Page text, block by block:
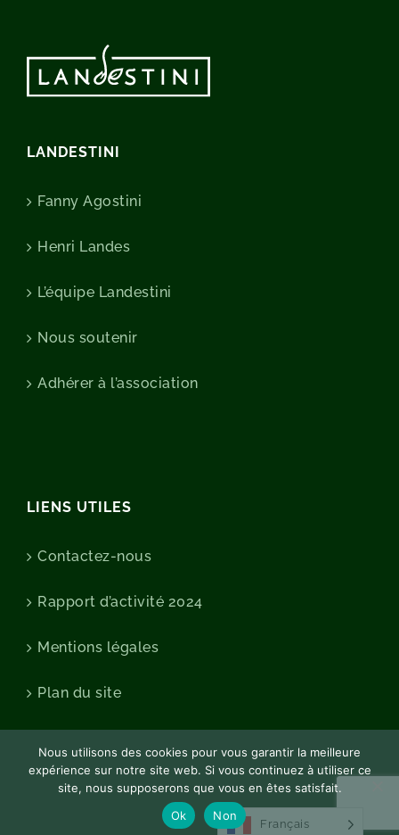
LANDESTINI
Fanny Agostini
Henri Landes
L’équipe Landestini
Nous soutenir
Adhérer à l’association
LIENS UTILES
Contactez-nous
Rapport d’activité 2024
Mentions légales
Plan du site
Nous utilisons des cookies pour vous garantir la meilleure
expérience sur notre site web. Si vous continuez à utiliser ce
site, nous supposerons que vous en êtes satisfait.
Ok
Non
Français